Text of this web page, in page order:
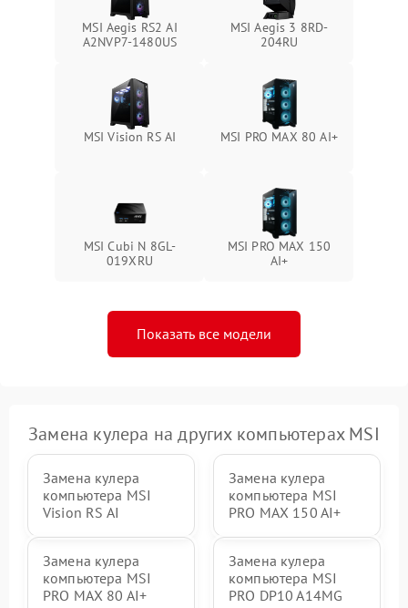
MSI Aegis RS2 AI
A2NVP7-1480US
MSI Aegis 3 8RD-
204RU
MSI Vision RS AI MSI PRO MAX 80 AI+
MSI Cubi N 8GL-
019XRU
MSI PRO MAX 150
AI+
Показать все модели
Замена кулера на других компьютерах MSI
Замена кулера
компьютера MSI
Vision RS AI
Замена кулера
компьютера MSI
PRO MAX 150 AI+
Замена кулера
компьютера MSI
PRO MAX 80 AI+
Замена кулера
компьютера MSI
PRO DP10 A14MG